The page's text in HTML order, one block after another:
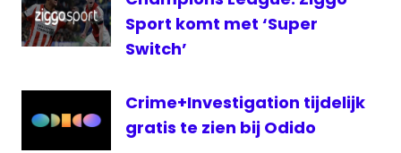
Sport komt met ‘Super
Switch’
Crime+Investigation tijdelijk
gratis te zien bij Odido